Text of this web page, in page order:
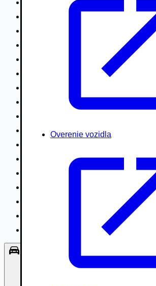
Overenie vozidla
Nákladné vozidlá nad 7,5t
Vodné/Snežné skútre, štvorkolky
Poľnohospodárske vozidlá / stroje
Hydraulické ruky autožeriavy
Špeciály/nosiče kontajnerov
Návesy/prívesy nadstavby
Lode/člny, lietadlá/vznášadlá
Príslušenstvo, Oblečenie